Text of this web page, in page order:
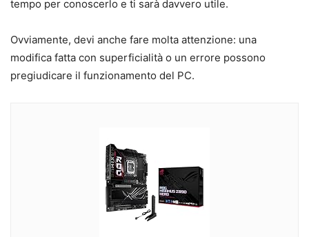
tempo per conoscerlo e ti sarà davvero utile.
Ovviamente, devi anche fare molta attenzione: una
modifica fatta con superficialità o un errore possono
pregiudicare il funzionamento del PC.